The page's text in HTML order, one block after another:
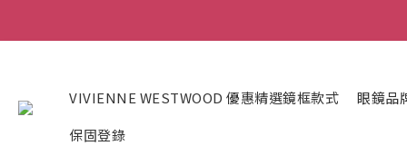
VIVIENNE WESTWOOD 優惠精選鏡框款式
眼鏡品
保固登錄